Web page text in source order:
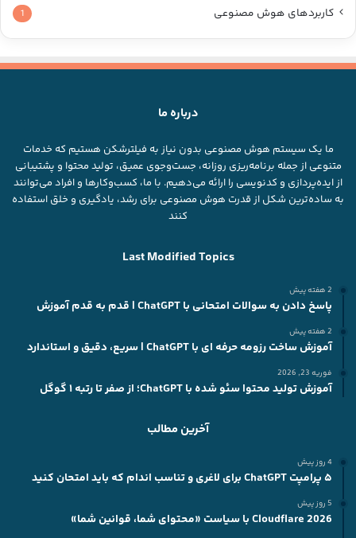
کاربردهای هوش مصنوعی 1
درباره ما
ما یک سیستم هوش مصنوعی بدون نیاز به فیلترشکن هستیم که خدمات
متنوعی از جمله برنامه‌ریزی روزانه، جست‌وجوی عمیق، تولید محتوا و پشتیبانی
از ایده‌پردازی و کدنویسی را ارائه می‌دهیم. با ما، کسب‌وکارها و افراد می‌توانند
به ساده‌ترین شکل از قدرت هوش مصنوعی برای رشد، یادگیری و خلق استفاده
کنند
Last Modified Topics
2 هفته پیش
پاسخ دادن به سوالات امتحانی با ChatGPT | قدم به قدم آموزش
2 هفته پیش
آموزش ساخت رزومه حرفه ای با ChatGPT | سریع، دقیق و استاندارد
فوریه 23, 2026
آموزش تولید محتوا سئو شده با ChatGPT؛ از صفر تا رتبه ۱ گوگل
آخرین مطالب
4 روز پیش
۵ پرامپت ChatGPT برای لاغری و تناسب اندام که باید امتحان کنید
5 روز پیش
2026 Cloudflare با سیاست «محتوای شما، قوانین شما»